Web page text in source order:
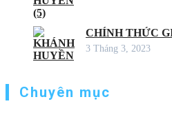
CHÍNH THỨC
3 Tháng 3, 2023
Chuyên mục